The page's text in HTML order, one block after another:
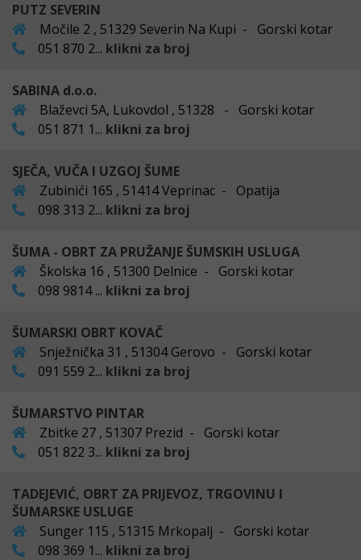
PUTZ SEVERIN
Močile 2 , 51329 Severin Na Kupi - Gorski kotar
051 870 2... klikni za broj
SABINA d.o.o.
Blaževci 5A, Lukovdol , 51328 - Gorski kotar
051 871 1... klikni za broj
SJEČA, VUČA I UZGOJ ŠUME
Zubinići 165 , 51414 Veprinac - Opatija
098 313 2... klikni za broj
ŠUMA - OBRT ZA PRUŽANJE ŠUMSKIH USLUGA
Školska 16 , 51300 Delnice - Gorski kotar
098 9814 ... klikni za broj
ŠUMARSKI OBRT KOVAČ
Snježnička 31 , 51304 Gerovo - Gorski kotar
091 559 2... klikni za broj
ŠUMARSTVO PINTAR
Zbitke 27 , 51307 Prezid - Gorski kotar
051 822 3... klikni za broj
TADEJEVIĆ, OBRT ZA PRIJEVOZ, TRGOVINU I
ŠUMARSKE USLUGE
Sunger 115 , 51315 Mrkopalj - Gorski kotar
098 369 1... klikni za broj